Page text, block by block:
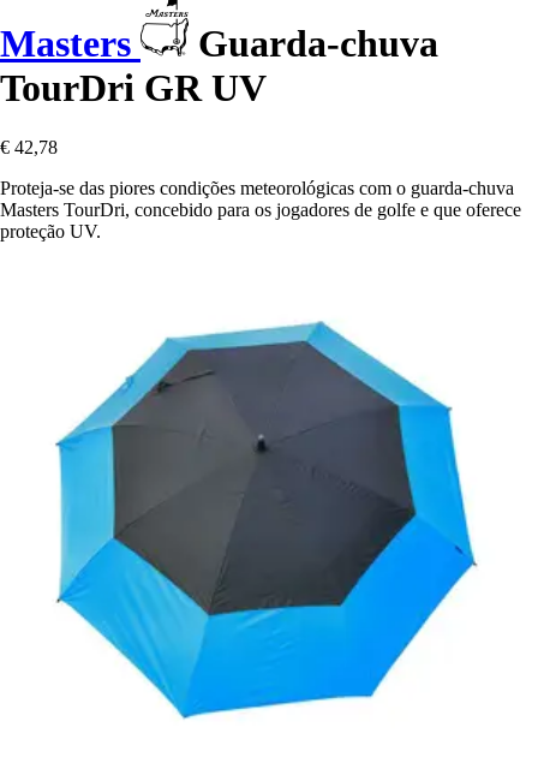
Masters
Guarda-chuva
TourDri GR UV
€ 42,78
Proteja-se das piores condições meteorológicas com o guarda-chuva
Masters TourDri, concebido para os jogadores de golfe e que oferece
proteção UV.